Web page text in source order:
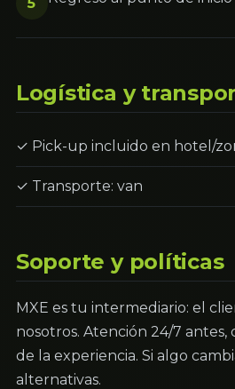
Logística y
✓ Pick-up incluido en hotel/
✓ Transporte: van
Soporte y políticas
MXE es tu intermediario: el
nosotros. Atención 24/7
de la experiencia. Si algo
alternativas.